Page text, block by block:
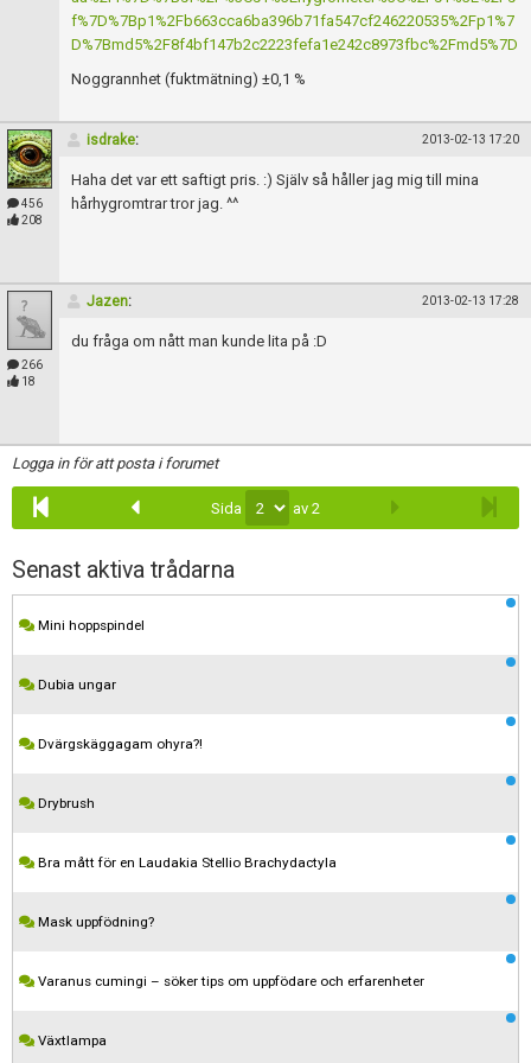
f%7D%7Bp1%2Fb663cca6ba396b71fa547cf246220535%2Fp1%7
D%7Bmd5%2F8f4bf147b2c2223fefa1e242c8973fbc%2Fmd5%7D
Noggrannhet (fuktmätning) ±0,1 %
456
208
isdrake: 2013-02-13 17:20
Haha det var ett saftigt pris. :) Själv så håller jag mig till mina
hårhygromtrar tror jag. ^^
266
18
Jazen: 2013-02-13 17:28
du fråga om nått man kunde lita på :D
Logga in för att posta i forumet
Sida av 2
Senast aktiva trådarna
Mini hoppspindel
Dubia ungar
Dvärgskäggagam ohyra?!
Drybrush
Bra mått för en Laudakia Stellio Brachydactyla
Mask uppfödning?
Varanus cumingi – söker tips om uppfödare och erfarenheter
Växtlampa